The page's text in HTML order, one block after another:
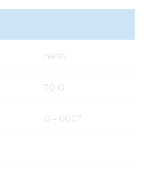
nem
70 G
0 – 60C°